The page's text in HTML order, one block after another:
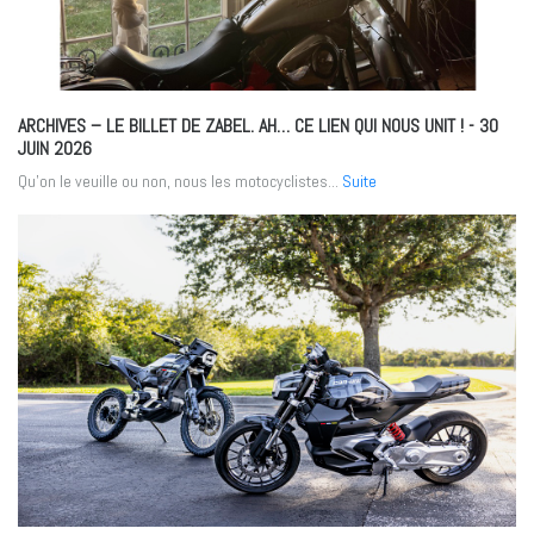
ARCHIVES – LE BILLET DE ZABEL. AH… CE LIEN QUI NOUS UNIT !- 30
JUIN 2026
Qu’on le veuille ou non, nous les motocyclistes... Suite